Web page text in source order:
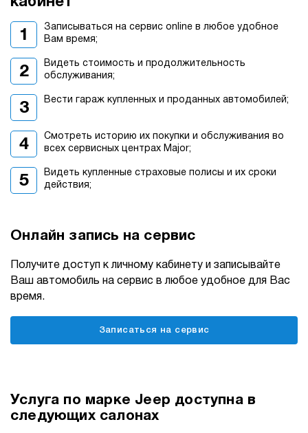
Записываться на сервис online в любое удобное
Вам время;
Видеть стоимость и продолжительность
обслуживания;
Вести гараж купленных и проданных автомобилей;
Смотреть историю их покупки и обслуживания во
всех сервисных центрах Major;
Видеть купленные страховые полисы и их сроки
действия;
Онлайн запись на сервис
Получите доступ к личному кабинету и записывайте
Ваш автомобиль на сервис в любое удобное для Вас
время.
Записаться на сервис
Услуга по марке Jeep доступна в
следующих салонах